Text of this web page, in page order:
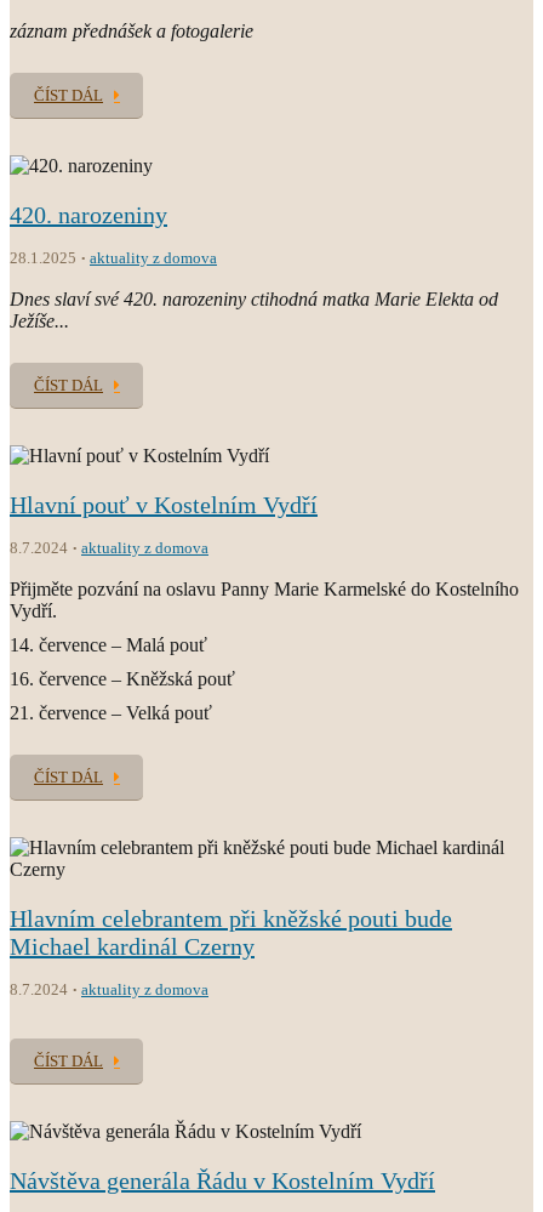
záznam přednášek a fotogalerie
ČÍST DÁL
420. narozeniny
28.1.2025 aktuality z domova
Dnes slaví své 420. narozeniny ctihodná matka Marie Elekta od
Ježíše...
ČÍST DÁL
Hlavní pouť v Kostelním Vydří
8.7.2024 aktuality z domova
Přijměte pozvání na oslavu Panny Marie Karmelské do Kostelního
Vydří.
14. července – Malá pouť
16. července – Kněžská pouť
21. července – Velká pouť
ČÍST DÁL
Hlavním celebrantem při kněžské pouti bude
Michael kardinál Czerny
8.7.2024 aktuality z domova
ČÍST DÁL
Návštěva generála Řádu v Kostelním Vydří